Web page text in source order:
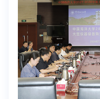
开放大局作出了积极贡
固本强基护航发展 学
发展全过程，强化党组
院事业高质量发展提供
建设，把准发展航向。